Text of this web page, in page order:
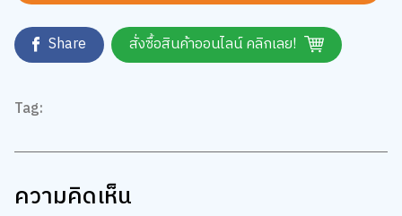
Share สั่งซื้อสินค้าออนไลน์ คลิกเลย!
Tag:
ความคิดเห็น